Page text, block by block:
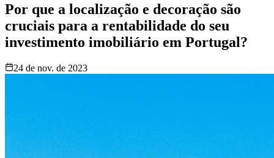
Por que a localização e decoração são
cruciais para a rentabilidade do seu
investimento imobiliário em Portugal?
24 de nov. de 2023